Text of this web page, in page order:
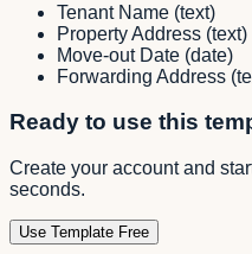
Tenant Name (text)
Property Address (text)
Move-out Date (date)
Forwarding Address (
Ready to use this
Create your account and
seconds.
Use Template Free